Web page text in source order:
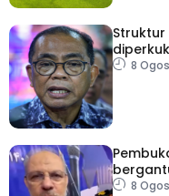
Struktur
8
AS –
8